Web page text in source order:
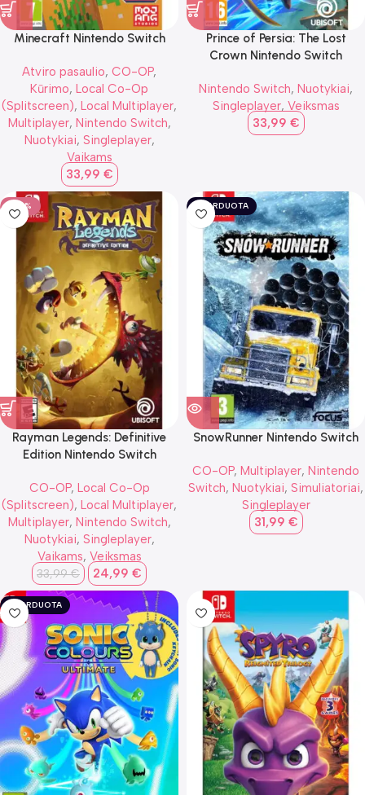
Minecraft Nintendo Switch
Atviro pasaulio, CO-OP,
Kūrimo, Local Co-Op
(Splitscreen), Local Multiplayer,
Multiplayer, Nintendo Switch,
Nuotykiai, Singleplayer,
Vaikams
33,99 €
Prince of Persia: The Lost
Crown Nintendo Switch
Nintendo Switch, Nuotykiai,
Singleplayer, Veiksmas
33,99 €
-26%
Rayman Legends: Definitive
Edition Nintendo Switch
CO-OP, Local Co-Op
(Splitscreen), Local Multiplayer,
Multiplayer, Nintendo Switch,
Nuotykiai, Singleplayer,
Vaikams, Veiksmas
33,99€ 24,99 €
IŠPARDUOTA
SnowRunner Nintendo Switch
CO-OP, Multiplayer, Nintendo
Switch, Nuotykiai, Simuliatoriai,
Singleplayer
31,99 €
IŠPARDUOTA